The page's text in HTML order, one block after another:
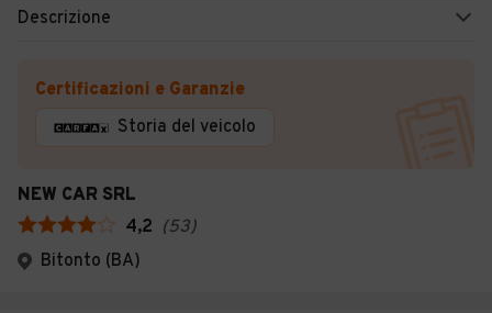
Descrizione
Certificazioni e Garanzie
Storia del veicolo
NEW CAR SRL
4,2 (53)
Bitonto (BA)